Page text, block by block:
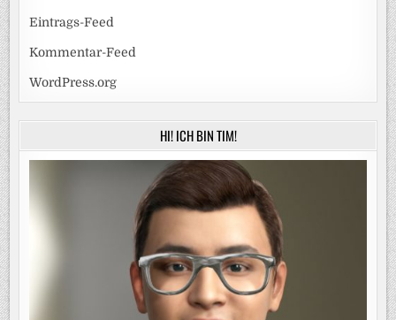
Eintrags-Feed
Kommentar-Feed
WordPress.org
HI! ICH BIN TIM!